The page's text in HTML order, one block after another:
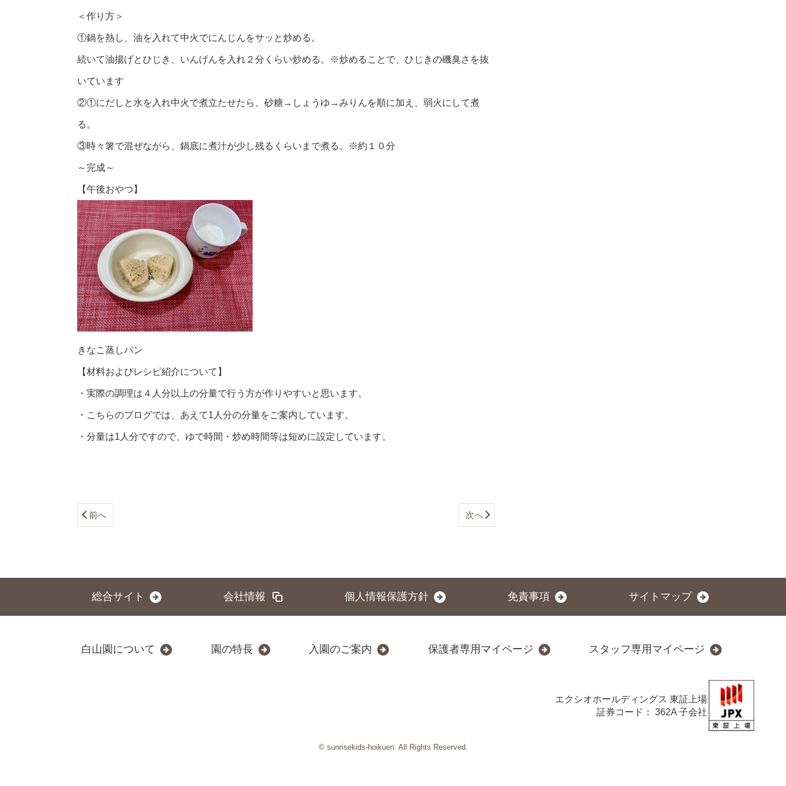
＜作り方＞
①鍋を熱し、油を入れて中火でにんじんをサッと炒める。
続いて油揚げとひじき、いんげんを入れ２分くらい炒める。※炒めることで、ひじきの磯臭さを抜
いています
②①にだしと水を入れ中火で煮立たせたら、砂糖→しょうゆ→みりんを順に加え、弱火にして煮
る。
③時々箸で混ぜながら、鍋底に煮汁が少し残るくらいまで煮る。※約１０分
～完成～
【午後おやつ】
きなこ蒸しパン
【材料およびレシピ紹介について】
・実際の調理は４人分以上の分量で行う方が作りやすいと思います。
・こちらのブログでは、あえて1人分の分量をご案内しています。
・分量は1人分ですので、ゆで時間・炒め時間等は短めに設定しています。
前へ 次へ
総合サイト 会社情報 個人情報保護方針 免責事項 サイトマップ
白山園について 園の特長 入園のご案内 保護者専用マイページ スタッフ専用マイページ
エクシオホールディングス 東証上場
証券コード： 362A 子会社
© sunrisekids-hoikuen. All Rights Reserved.